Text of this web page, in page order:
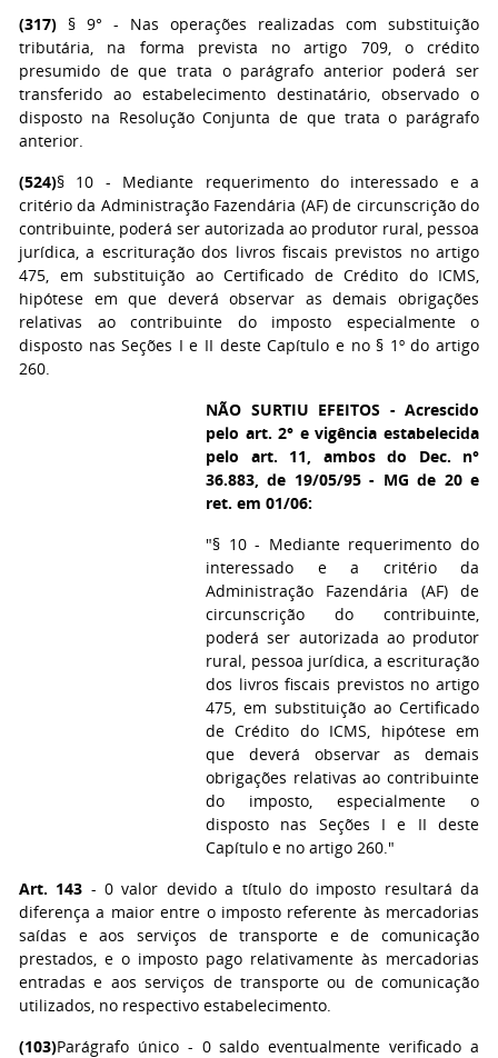
(317) § 9° - Nas operações realizadas com substituição
tributária, na forma prevista no artigo 709, o crédito
presumido de que trata o parágrafo anterior poderá ser
transferido ao estabelecimento destinatário, observado o
disposto na Resolução Conjunta de que trata o parágrafo
anterior.
(524)§ 10 - Mediante requerimento do interessado e a
critério da Administração Fazendária (AF) de circunscrição do
contribuinte, poderá ser autorizada ao produtor rural, pessoa
jurídica, a escrituração dos livros fiscais previstos no artigo
475, em substituição ao Certificado de Crédito do ICMS,
hipótese em que deverá observar as demais obrigações
relativas ao contribuinte do imposto especialmente o
disposto nas Seções I e II deste Capítulo e no § 1º do artigo
260.
NÃO SURTIU EFEITOS - Acrescido
pelo art. 2° e vigência estabelecida
pelo art. 11, ambos do Dec. n°
36.883, de 19/05/95 - MG de 20 e
ret. em 01/06:
"§ 10 - Mediante requerimento do
interessado e a critério da
Administração Fazendária (AF) de
circunscrição do contribuinte,
poderá ser autorizada ao produtor
rural, pessoa jurídica, a escrituração
dos livros fiscais previstos no artigo
475, em substituição ao Certificado
de Crédito do ICMS, hipótese em
que deverá observar as demais
obrigações relativas ao contribuinte
do imposto, especialmente o
disposto nas Seções I e II deste
Capítulo e no artigo 260."
Art. 143 - 0 valor devido a título do imposto resultará da
diferença a maior entre o imposto referente às mercadorias
saídas e aos serviços de transporte e de comunicação
prestados, e o imposto pago relativamente às mercadorias
entradas e aos serviços de transporte ou de comunicação
utilizados, no respectivo estabelecimento.
(103)Parágrafo único - 0 saldo eventualmente verificado a